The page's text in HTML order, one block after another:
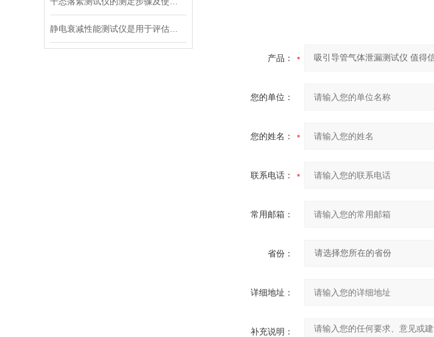
产品：
您的单位：
您的姓名：
联系电话：
常用邮箱：
省份：
详细地址：
补充说明：